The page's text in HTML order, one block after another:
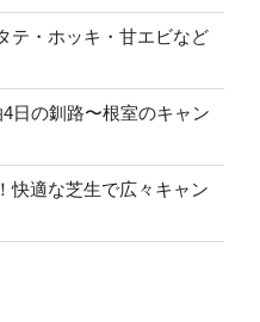
テ・ホッキ・甘エビなど
日の釧路〜根室のキャン
快適な芝生で広々キャン